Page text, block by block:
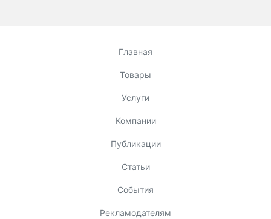
Главная
Товары
Услуги
Компании
Публикации
Статьи
События
Рекламодателям